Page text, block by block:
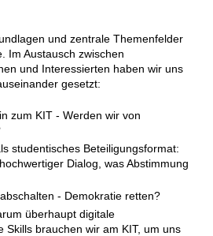
und zentrale Themenfelder
Im Austausch zwischen
und Interessierten haben wir uns
gesetzt:
zum KIT - Werden wir von
studentisches Beteiligungsformat:
Dialog, was Abstimmung
- Demokratie retten?
überhaupt digitale
Skills brauchen wir am KIT, um uns